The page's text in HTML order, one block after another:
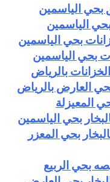
الياسمين
الياسمين
بحي الياسمين
بحي الياسمين
بالرياض
العارض بالرياض
المعيزلة
بحي الياسمين
بحي المعزر
بحي الربيع